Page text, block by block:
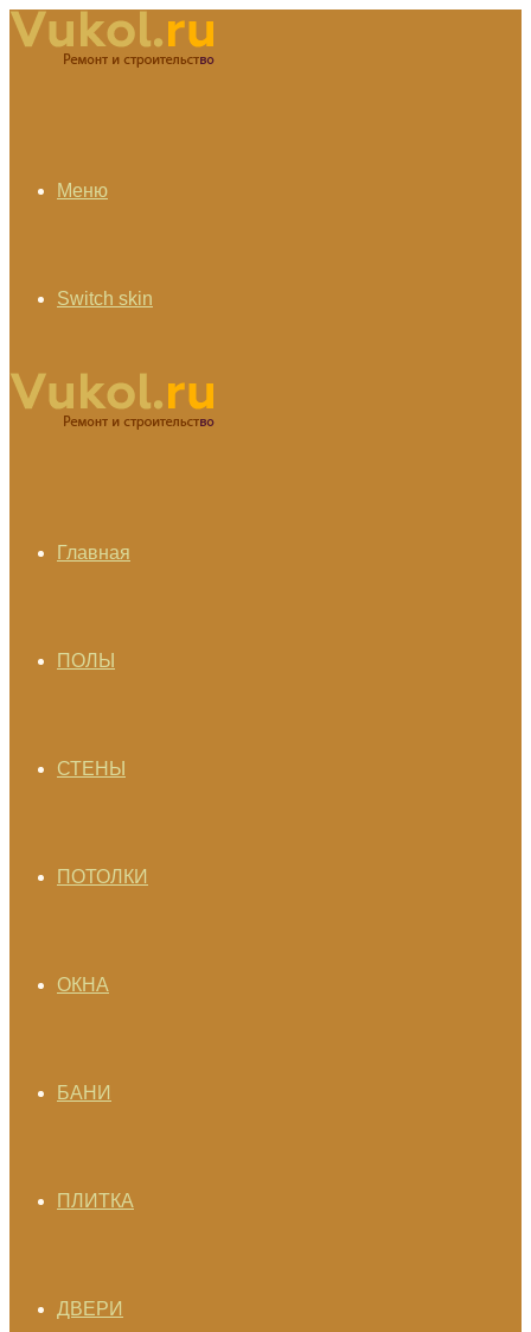
Меню
Switch skin
Главная
ПОЛЫ
СТЕНЫ
ПОТОЛКИ
ОКНА
БАНИ
ПЛИТКА
ДВЕРИ